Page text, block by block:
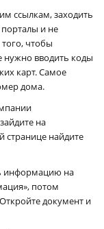
ссылкам, заходить
и не
чтобы
нужно вводить коды
карт. Самое
дома.
на
странице найдите
информацию на
потом
документ и